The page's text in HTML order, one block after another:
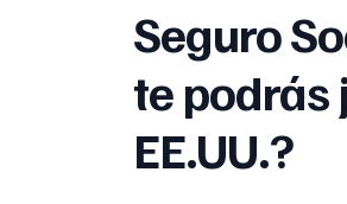
Seguro
te podrás
EE.UU.?